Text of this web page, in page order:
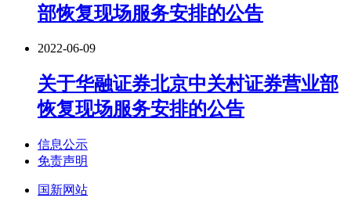
部恢复现场服务安排的公告
2022-06-09
关于华融证券北京中关村证券营业部
恢复现场服务安排的公告
信息公示
免责声明
国新网站